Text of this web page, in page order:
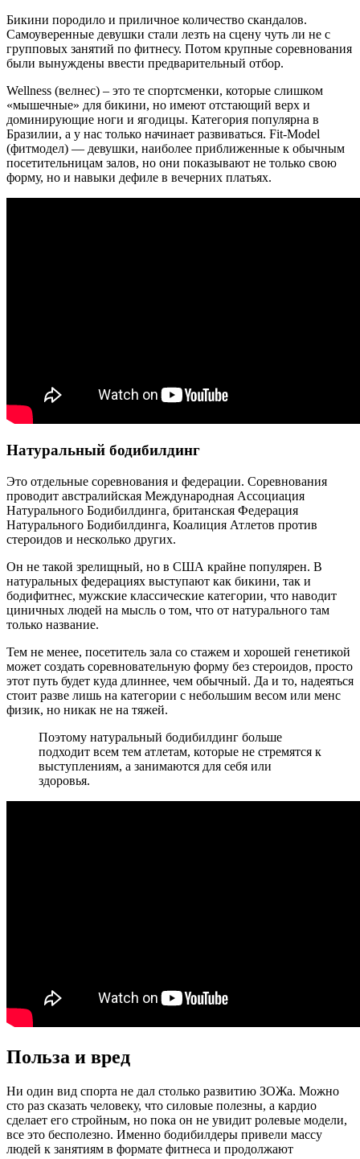
Бикини породило и приличное количество скандалов.
Самоуверенные девушки стали лезть на сцену чуть ли не с
групповых занятий по фитнесу. Потом крупные соревнования
были вынуждены ввести предварительный отбор.
Wellness (велнес) – это те спортсменки, которые слишком
«мышечные» для бикини, но имеют отстающий верх и
доминирующие ноги и ягодицы. Категория популярна в
Бразилии, а у нас только начинает развиваться. Fit-Model
(фитмодел) — девушки, наиболее приближенные к обычным
посетительницам залов, но они показывают не только свою
форму, но и навыки дефиле в вечерних платьях.
Натуральный бодибилдинг
Это отдельные соревнования и федерации. Соревнования
проводит австралийская Международная Ассоциация
Натурального Бодибилдинга, британская Федерация
Натурального Бодибилдинга, Коалиция Атлетов против
стероидов и несколько других.
Он не такой зрелищный, но в США крайне популярен. В
натуральных федерациях выступают как бикини, так и
бодифитнес, мужские классические категории, что наводит
циничных людей на мысль о том, что от натурального там
только название.
Тем не менее, посетитель зала со стажем и хорошей генетикой
может создать соревновательную форму без стероидов, просто
этот путь будет куда длиннее, чем обычный. Да и то, надеяться
стоит разве лишь на категории с небольшим весом или менс
физик, но никак не на тяжей.
Поэтому натуральный бодибилдинг больше
подходит всем тем атлетам, которые не стремятся к
выступлениям, а занимаются для себя или
здоровья.
Польза и вред
Ни один вид спорта не дал столько развитию ЗОЖа. Можно
сто раз сказать человеку, что силовые полезны, а кардио
сделает его стройным, но пока он не увидит ролевые модели,
все это бесполезно. Именно бодибилдеры привели массу
людей к занятиям в формате фитнеса и продолжают